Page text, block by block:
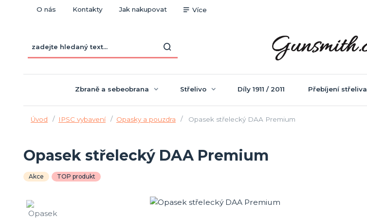
O nás Kontakty Jak nakupovat Více
Zbraně a sebeobrana Střelivo Díly 1911 / 2011 Přebíjení střeliva
Úvod IPSC vybavení Opasky a pouzdra Opasek střelecký DAA Premium
Opasek střelecký DAA Premium
Akce TOP produkt